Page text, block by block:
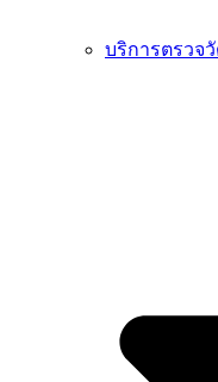
บริการตรวจ